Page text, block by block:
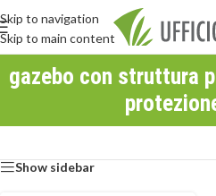
Skip to navigation
Skip to main content
gazebo con struttura
Show sidebar